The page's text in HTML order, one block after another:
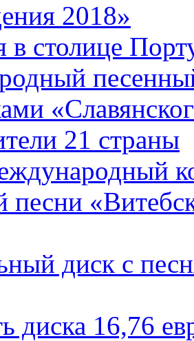
2018»
столице
21 страны
песни
диск с
диска 16,76